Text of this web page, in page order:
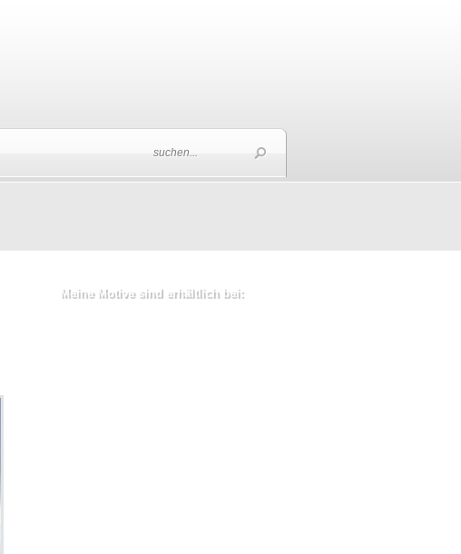
Meine Motive sind erhältlich bei: